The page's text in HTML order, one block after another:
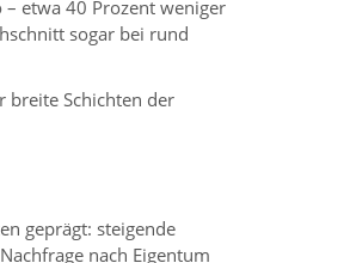
etwa 40 Prozent weniger
sogar bei rund
breite Schichten der
geprägt: steigende
nach Eigentum